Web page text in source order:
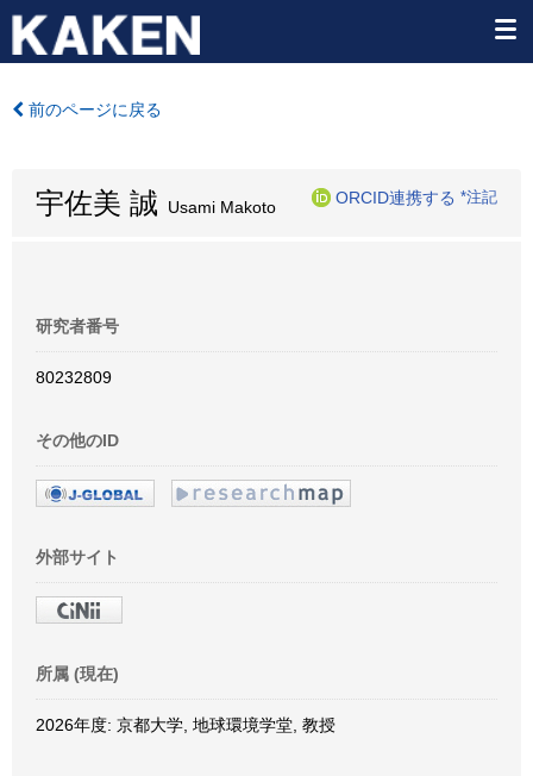
前のページに戻る
宇佐美 誠 Usami Makoto
ORCID連携する *注記
研究者番号
80232809
その他のID
外部サイト
所属 (現在)
2026年度: 京都大学, 地球環境学堂, 教授